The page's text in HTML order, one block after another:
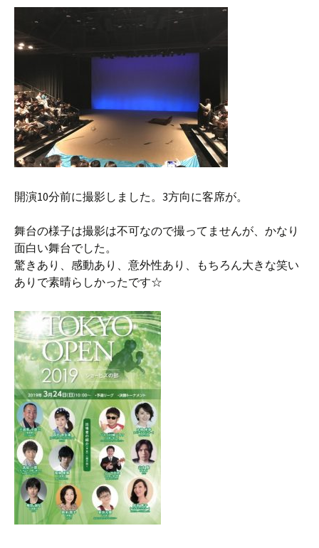
開演10分前に撮影しました。3方向に客席が。
舞台の様子は撮影は不可なので撮ってませんが、かなり
面白い舞台でした。
驚きあり、感動あり、意外性あり、もちろん大きな笑い
ありで素晴らしかったです☆